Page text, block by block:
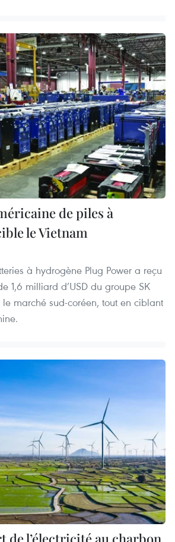
de piles à
le Vietnam
à hydrogène Plug Power a reçu
1,6 milliard d’USD du groupe SK
marché sud-coréen, tout en ciblant
de l’électricité au charbon